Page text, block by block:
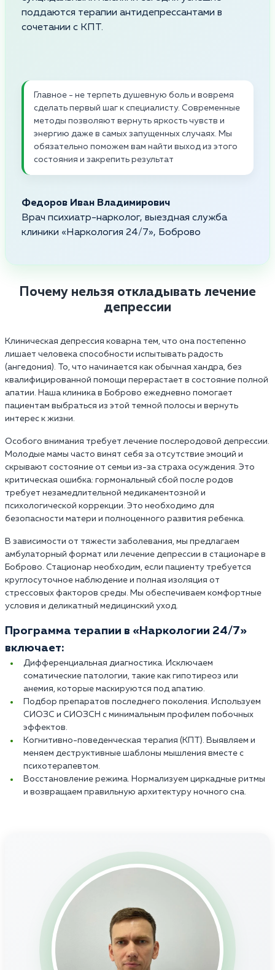
поддаются терапии антидепрессантами в
сочетании с КПТ.
Главное - не терпеть душевную боль и вовремя
сделать первый шаг к специалисту. Современные
методы позволяют вернуть яркость чувств и
энергию даже в самых запущенных случаях. Мы
обязательно поможем вам найти выход из этого
состояния и закрепить результат
Федоров Иван Владимирович
Врач психиатр-нарколог, выездная служба
клиники «Наркология 24/7», Боброво
Почему нельзя откладывать лечение
депрессии
Клиническая депрессия коварна тем, что она постепенно
лишает человека способности испытывать радость
(ангедония). То, что начинается как обычная хандра, без
квалифицированной помощи перерастает в состояние полной
апатии. Наша клиника в Боброво ежедневно помогает
пациентам выбраться из этой темной полосы и вернуть
интерес к жизни.
Особого внимания требует лечение послеродовой депрессии.
Молодые мамы часто винят себя за отсутствие эмоций и
скрывают состояние от семьи из-за страха осуждения. Это
критическая ошибка: гормональный сбой после родов
требует незамедлительной медикаментозной и
психологической коррекции. Это необходимо для
безопасности матери и полноценного развития ребенка.
В зависимости от тяжести заболевания, мы предлагаем
амбулаторный формат или лечение депрессии в стационаре в
Боброво. Стационар необходим, если пациенту требуется
круглосуточное наблюдение и полная изоляция от
стрессовых факторов среды. Мы обеспечиваем комфортные
условия и деликатный медицинский уход.
Программа терапии в «Наркологии 24/7»
включает:
Дифференциальная диагностика. Исключаем
соматические патологии, такие как гипотиреоз или
анемия, которые маскируются под апатию.
Подбор препаратов последнего поколения. Используем
СИОЗС и СИОЗСН с минимальным профилем побочных
эффектов.
Когнитивно-поведенческая терапия (КПТ). Выявляем и
меняем деструктивные шаблоны мышления вместе с
психотерапевтом.
Восстановление режима. Нормализуем циркадные ритмы
и возвращаем правильную архитектуру ночного сна.